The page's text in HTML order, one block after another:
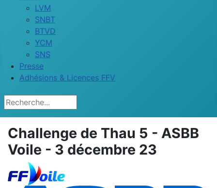
LVM
SNBT
BTVD
YCM
SNS
Presse
Adhésions & Licences FFV
Rechercher
Challenge de Thau 5 - ASBB
Voile - 3 décembre 23